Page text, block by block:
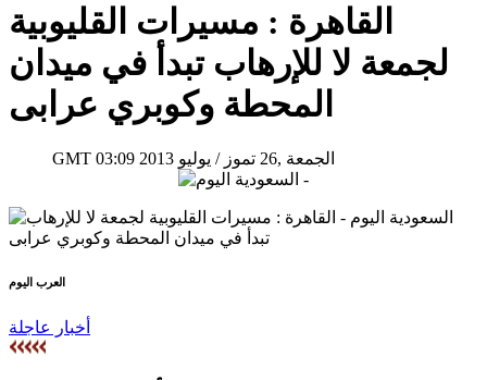
القاهرة : مسيرات القليوبية
لجمعة لا للإرهاب تبدأ في ميدان
المحطة وكوبري عرابى
GMT 03:09 2013 الجمعة ,26 تموز / يوليو
العرب اليوم
أخبار عاجلة